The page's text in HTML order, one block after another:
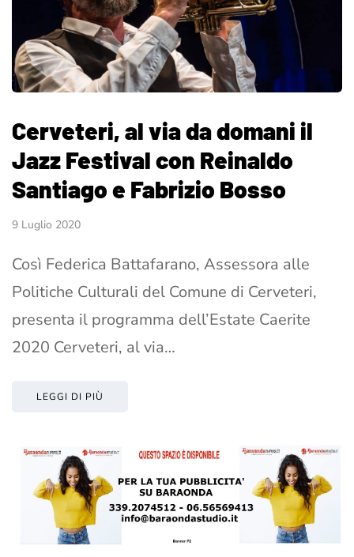
Cerveteri, al via da domani il
Jazz Festival con Reinaldo
Santiago e Fabrizio Bosso
9 Luglio 2020
Così Federica Battafarano, Assessora alle
Politiche Culturali del Comune di Cerveteri,
presenta il programma dell’Estate Caerite
2020 Cerveteri, al via…
LEGGI DI PIÙ